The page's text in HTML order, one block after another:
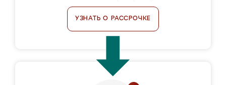
УЗНАТЬ О РАССРОЧКЕ